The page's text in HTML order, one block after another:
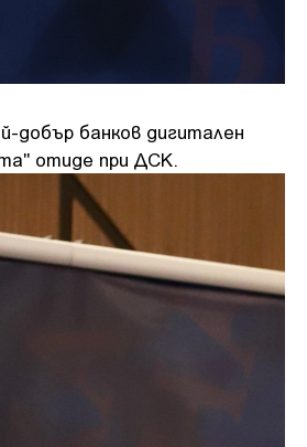
добър банков дигитален
отиде при ДСК.